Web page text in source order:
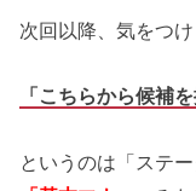
次回以降、気をつけ
「こちらから候補
というのは「ステ